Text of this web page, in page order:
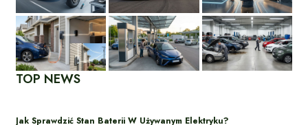
TOP NEWS
Jak Sprawdzić Stan Baterii W Używanym Elektryku?